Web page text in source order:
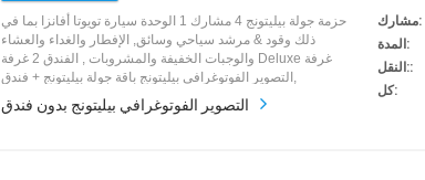
حزمة جولة بيليتونج 4 مشارك 1 الوحدة سيارة تويوتا أفانزا بما في
ذلك وقود & مرشد سياحي وسائق, الإفطار والغداء والعشاء
والوجبات الخفيفة والمشروبات , الفندق 2 غرفة Deluxe غرفة
التصوير الفوتوغرافي بيليتونج باقة جولة بيليتونج + فندق,
مشارك:
المدة:
النقل::
كل:
التصوير الفوتوغرافي بيليتونج بدون فندق